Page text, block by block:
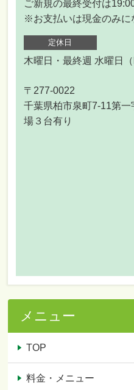
ご新規の最終受付は
※お支払いは現金のみに
定休日
木曜日・最終週 水曜日
〒277-0022
千葉県柏市泉町7-11第
場３台有り
メニュー
TOP
料金・メニュー